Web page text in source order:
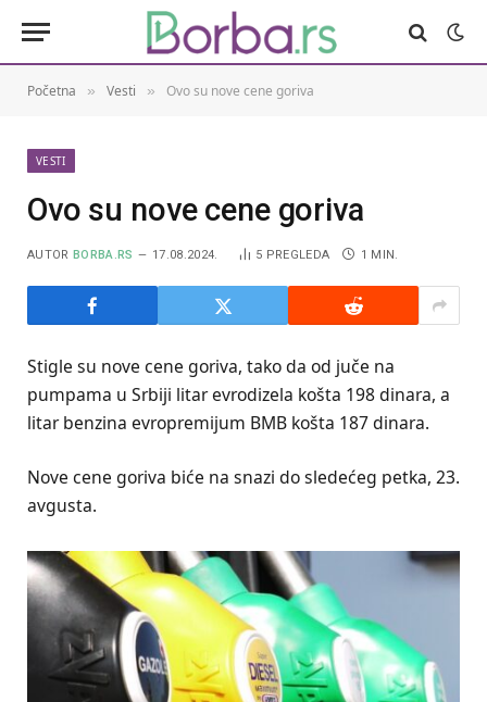
Početna » Vesti » Ovo su nove cene goriva
VESTI
Ovo su nove cene goriva
AUTOR BORBA.RS 17.08.2024. 5 PREGLEDA 1 MIN.
Stigle su nove cene goriva, tako da od juče na
pumpama u Srbiji litar evrodizela košta 198 dinara, a
litar benzina evropremijum BMB košta 187 dinara.
Nove cene goriva biće na snazi do sledećeg petka, 23.
avgusta.